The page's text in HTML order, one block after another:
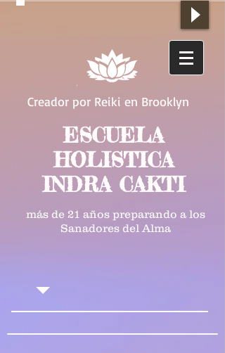
Creador por Reiki en Brooklyn
ESCUELA
HOLISTICA
INDRA CAKTI
más de 21 años preparando a los
Sanadores del Alma